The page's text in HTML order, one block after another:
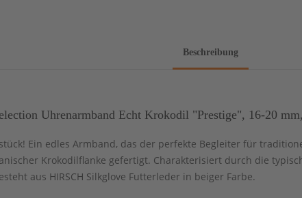
Beschreibung
Uhrenarmband Echt Krokodil "Prestige", 16-20
Ein edles Armband, das der perfekte Begleiter für
Krokodilflanke gefertigt. Charakterisiert durch die
aus HIRSCH Silkglove Futterleder in beiger Farbe.